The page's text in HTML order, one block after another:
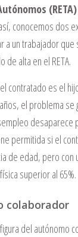
(RETA)
conocemos dos
a un trabajador que
de alta en el RETA.
contratado es el
el problema se
desaparece
permitida si el
de edad, pero con
superior al 65%.
colaborador
del autónomo